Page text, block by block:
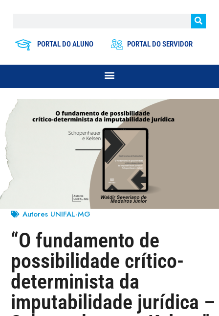
PORTAL DO ALUNO PORTAL DO SERVIDOR
Autores UNIFAL-MG
“O fundamento de
possibilidade crítico-
determinista da
imputabilidade jurídica –